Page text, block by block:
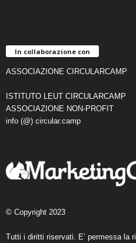
In collaborazione con
ASSOCIAZIONE CIRCULARCAMP
ISTITUTO LEUT CIRCULARCAMP
ASSOCIAZIONE NON-PROFIT
info (@) circular.camp
© Copyright 2023
Tutti i diritti riservati. E’ permessa la